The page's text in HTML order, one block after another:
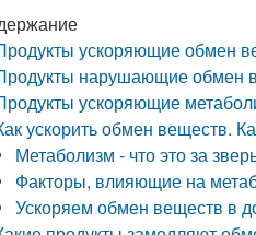
ускоряющие обмен
нарушающие обмен
ускоряющие
ускорить обмен веществ.
Метаболизм - что это за
Факторы, влияющие на
Ускоряем обмен веществ в